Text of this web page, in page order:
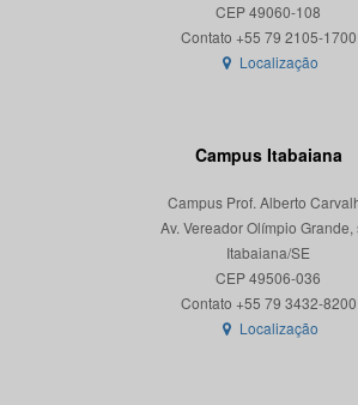
CEP 49060-108
Localização
Campus Itabaiana
Campus Prof. Alberto
Av. Vereador Olímpio Grande,
Itabaiana/SE
CEP 49506-036
Localização